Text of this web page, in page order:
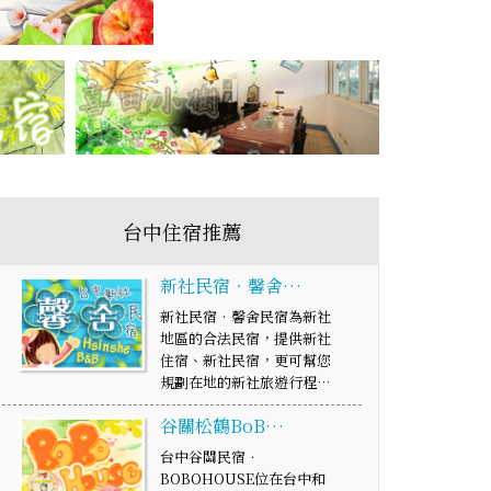
台中住宿推薦
新社民宿‧馨舍…
新社民宿‧馨舍民宿為新社
地區的合法民宿，提供新社
住宿、新社民宿，更可幫您
規劃在地的新社旅遊行程…
谷關松鶴BoB…
台中谷關民宿．
BOBOHOUSE位在台中和